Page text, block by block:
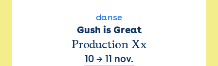
danse
Gush is Great
Production Xx
10 → 11 nov.